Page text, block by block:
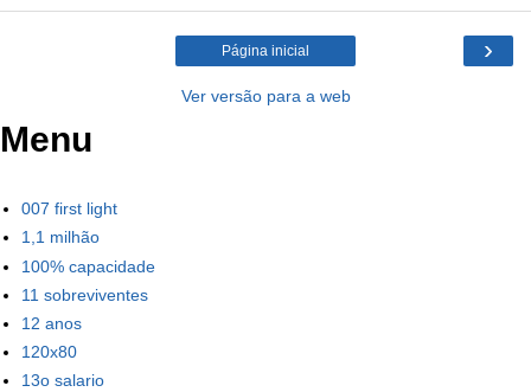
›
Página inicial
Ver versão para a web
Menu
007 first light
1,1 milhão
100% capacidade
11 sobreviventes
12 anos
120x80
13o salario